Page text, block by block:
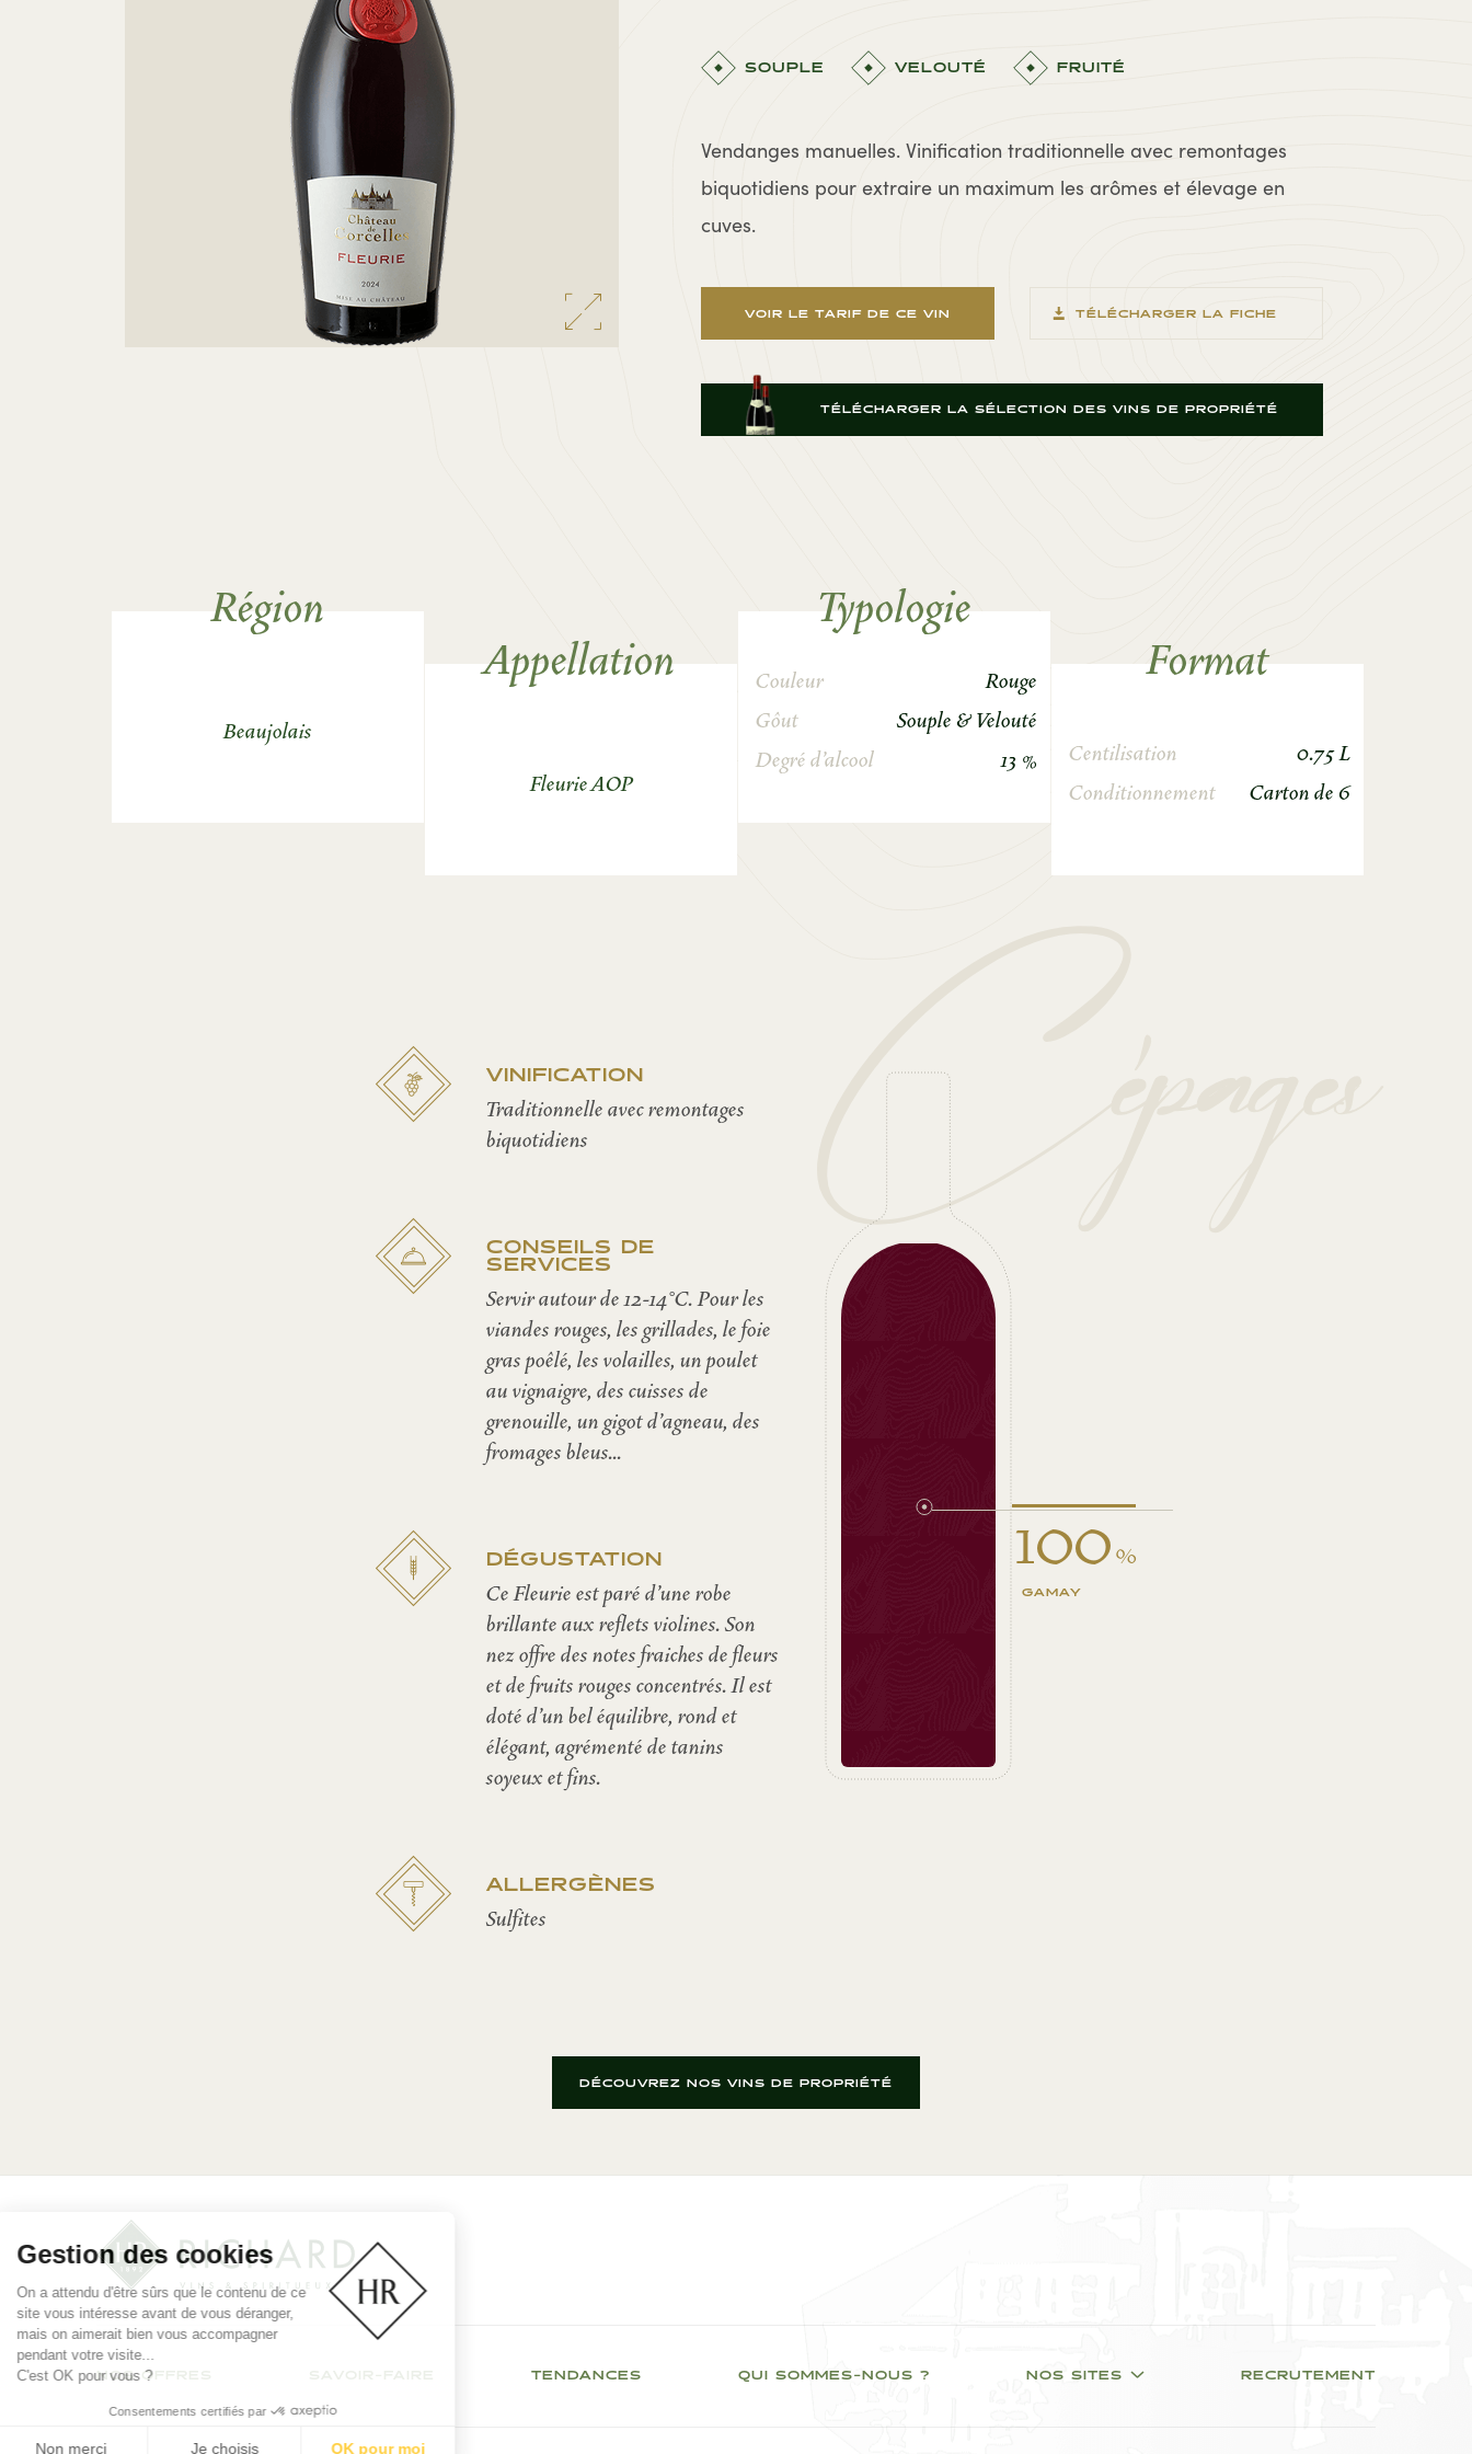
Gestion des cookies
On a attendu d'être sûrs que le contenu de ce
site vous intéresse avant de vous déranger,
mais on aimerait bien vous accompagner
pendant votre visite...
C'est OK pour vous ?
Consentements certifiés par
Non merci Je choisis OK pour moi
SOUPLE VELOUTÉ FRUITÉ
Vendanges manuelles. Vinification traditionnelle avec remontages
biquotidiens pour extraire un maximum les arômes et élevage en
cuves.
VOIR LE TARIF DE CE VIN TÉLÉCHARGER LA FICHE
TÉLÉCHARGER LA SÉLECTION DES VINS DE PROPRIÉTÉ
Région
Beaujolais
Appellation
Fleurie AOP
Typologie
Couleur
Rouge
Gôut
Souple & Velouté
Degré d’alcool
13 %
Format
Centilisation
0.75 L
Conditionnement
Carton de 6
VINIFICATION
Traditionnelle avec remontages
biquotidiens
CONSEILS DE
SERVICES
Servir autour de 12-14°C. Pour les
viandes rouges, les grillades, le foie
gras poêlé, les volailles, un poulet
au vignaigre, des cuisses de
grenouille, un gigot d'agneau, des
fromages bleus...
DÉGUSTATION
Ce Fleurie est paré d'une robe
brillante aux reflets violines. Son
nez offre des notes fraiches de fleurs
et de fruits rouges concentrés. Il est
doté d'un bel équilibre, rond et
élégant, agrémenté de tanins
soyeux et fins.
ALLERGÈNES
Sulfites
Cépages
100%
GAMAY
DÉCOUVREZ NOS VINS DE PROPRIÉTÉ
NOS OFFRES TENDANCES QUI SOMMES-NOUS ? NOS SITES RECRUTEMENT